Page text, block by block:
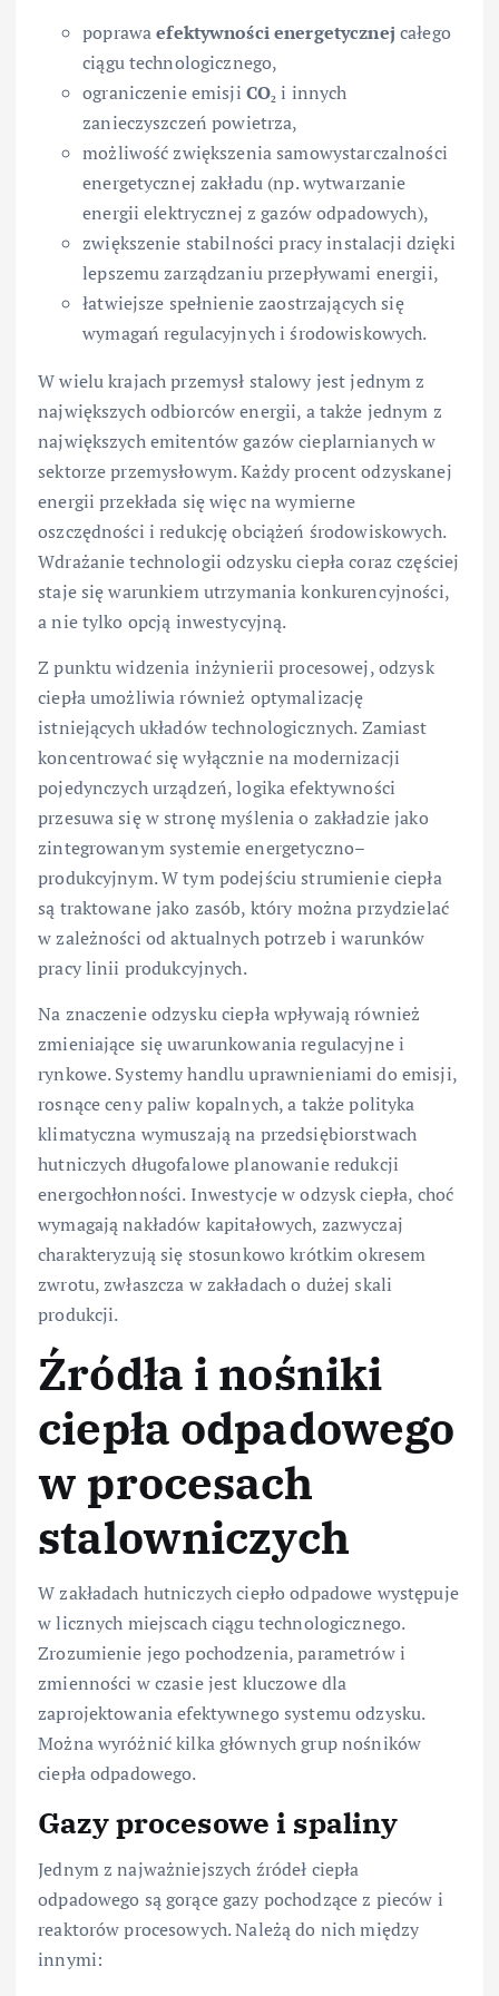
poprawaefektywności energetycznej całego
ciągu technologicznego,
ograniczenie emisji CO₂i innych
zanieczyszczeń powietrza,
możliwość zwiększenia samowystarczalności
energetycznej zakładu (np. wytwarzanie
energii elektrycznej z gazów odpadowych),
zwiększenie stabilności pracy instalacji dzięki
lepszemu zarządzaniu przepływami energii,
łatwiejsze spełnienie zaostrzających się
wymagań regulacyjnych i środowiskowych.
W wielu krajach przemysł stalowy jest jednym z
największych odbiorców energii, a także jednym z
największych emitentów gazów cieplarnianych w
sektorze przemysłowym. Każdy procent odzyskanej
energii przekłada się więc na wymierne
oszczędności i redukcję obciążeń środowiskowych.
Wdrażanie technologii odzysku ciepła coraz częściej
staje się warunkiem utrzymania konkurencyjności,
a nie tylko opcją inwestycyjną.
Z punktu widzenia inżynierii procesowej, odzysk
ciepła umożliwia również optymalizację
istniejących układów technologicznych. Zamiast
koncentrować się wyłącznie na modernizacji
pojedynczych urządzeń, logika efektywności
przesuwa się w stronę myślenia o zakładzie jako
zintegrowanym systemie energetyczno–
produkcyjnym. W tym podejściu strumienie ciepła
są traktowane jako zasób, który można przydzielać
w zależności od aktualnych potrzeb i warunków
pracy linii produkcyjnych.
Na znaczenie odzysku ciepła wpływają również
zmieniające się uwarunkowania regulacyjne i
rynkowe. Systemy handlu uprawnieniami do emisji,
rosnące ceny paliw kopalnych, a także polityka
klimatyczna wymuszają na przedsiębiorstwach
hutniczych długofalowe planowanie redukcji
energochłonności. Inwestycje w odzysk ciepła, choć
wymagają nakładów kapitałowych, zazwyczaj
charakteryzują się stosunkowo krótkim okresem
zwrotu, zwłaszcza w zakładach o dużej skali
produkcji.
Źródła i nośniki
ciepła odpadowego
w procesach
stalowniczych
W zakładach hutniczych ciepło odpadowe występuje
w licznych miejscach ciągu technologicznego.
Zrozumienie jego pochodzenia, parametrów i
zmienności w czasie jest kluczowe dla
zaprojektowania efektywnego systemu odzysku.
Można wyróżnić kilka głównych grup nośników
ciepła odpadowego.
Gazy procesowe i spaliny
Jednym z najważniejszych źródeł ciepła
odpadowego są gorące gazy pochodzące z pieców i
reaktorów procesowych. Należą do nich między
innymi: